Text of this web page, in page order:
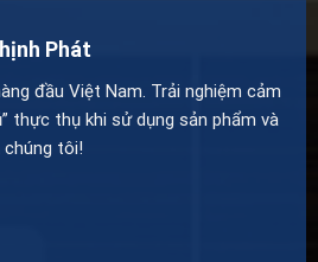
Phát
đầu Việt Nam. Trải nghiệm cảm
thực thụ khi sử dụng sản phẩm và
chúng tôi!